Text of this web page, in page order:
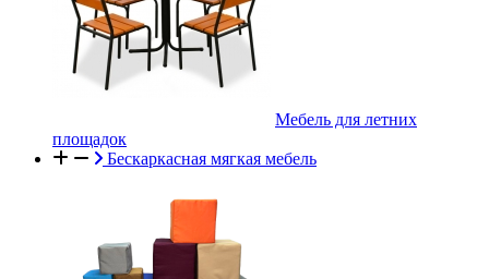
Мебель для летних
площадок
Бескаркасная мягкая мебель